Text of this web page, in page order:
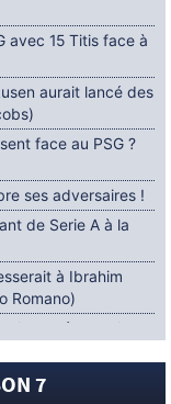
avec 15 Titis face à
aurait lancé des
face au PSG ?
ses adversaires !
de Serie A à la
à Ibrahim
Romano)
trouvé entre le
un ultimatum
7